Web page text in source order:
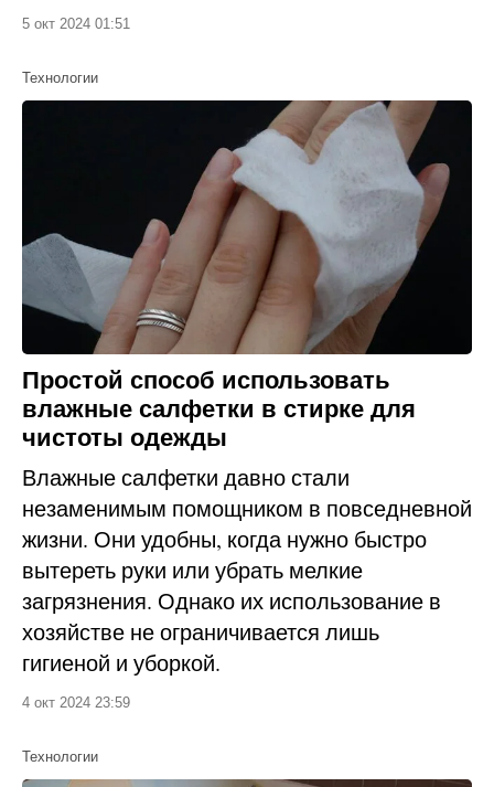
5 окт 2024 01:51
Технологии
Простой способ использовать
влажные салфетки в стирке для
чистоты одежды
Влажные салфетки давно стали
незаменимым помощником в повседневной
жизни. Они удобны, когда нужно быстро
вытереть руки или убрать мелкие
загрязнения. Однако их использование в
хозяйстве не ограничивается лишь
гигиеной и уборкой.
4 окт 2024 23:59
Технологии